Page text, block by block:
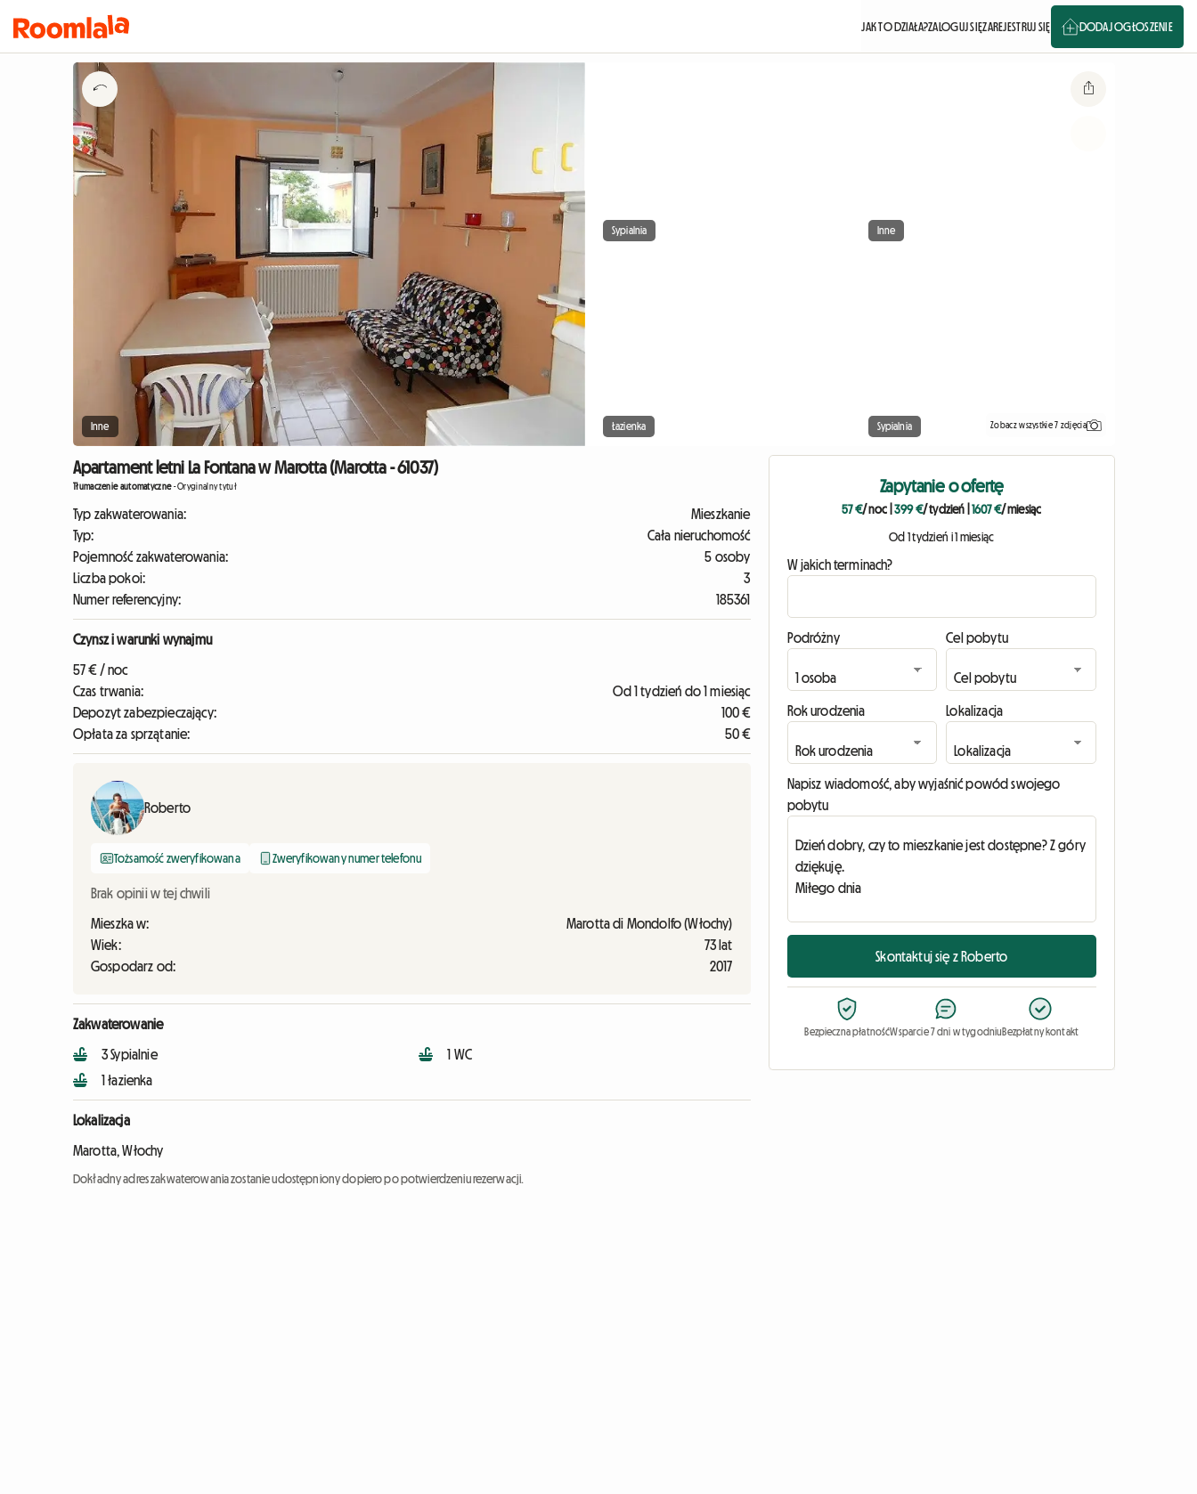
JAK TO DZIAŁA?ZALOGUJ SIĘZAREJESTRUJ SIĘ DODAJ OGŁOSZENIE
Inne
Sypialnia Inne
Łazienka Sypialnia Zobacz wszystkie 7 zdjęcia
Apartament letni La Fontana w Marotta (Marotta - 61037)
Tłumaczenie automatyczne-Oryginalny tytuł
Typ zakwaterowania:
Mieszkanie
Typ:
Cała nieruchomość
Pojemność zakwaterowania:
5 osoby
Liczba pokoi:
3
Numer referencyjny:
185361
Czynsz i warunki wynajmu
57 € / noc
Czas trwania:
Od 1 tydzień do 1 miesiąc
Depozyt zabezpieczający:
100 €
Opłata za sprzątanie:
50 €
Roberto
Tożsamość zweryfikowana Zweryfikowany numer telefonu
Brak opinii w tej chwili
Mieszka w:
Marotta di Mondolfo (Włochy)
Wiek:
73 lat
Gospodarz od:
2017
Zakwaterowanie
3 Sypialnie
1 łazienka
1 WC
Lokalizacja
Marotta, Włochy
Dokładny adres zakwaterowania zostanie udostępniony dopiero po potwierdzeniu rezerwacji.
Zapytanie o ofertę
57 €/ noc |399 €/ tydzień 1607 €/ miesiąc
Od 1 tydzień i 1 miesiąc
W jakich terminach?
Podróżny Cel pobytu
Rok urodzenia Lokalizacja
Napisz wiadomość, aby wyjaśnić powód swojego
pobytu
Skontaktuj się z Roberto
Bezpieczna płatnośćWsparcie 7 dni w tygodniuBezpłatny kontakt